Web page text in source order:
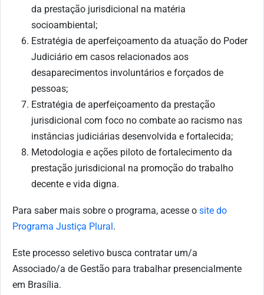
da prestação jurisdicional na matéria
socioambiental;
Estratégia de aperfeiçoamento da atuação do Poder
Judiciário em casos relacionados aos
desaparecimentos involuntários e forçados de
pessoas;
Estratégia de aperfeiçoamento da prestação
jurisdicional com foco no combate ao racismo nas
instâncias judiciárias desenvolvida e fortalecida;
Metodologia e ações piloto de fortalecimento da
prestação jurisdicional na promoção do trabalho
decente e vida digna.
Para saber mais sobre o programa, acesse o site do
Programa Justiça Plural .
Este processo seletivo busca contratar um/a
Associado/a de Gestão para trabalhar presencialmente
em Brasília.